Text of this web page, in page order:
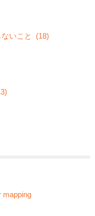
いこと
(18)
mapping